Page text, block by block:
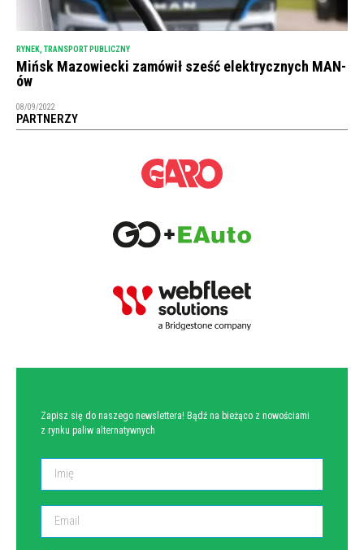
RYNEK TRANSPORT PUBLICZNY
Mińsk Mazowiecki zamówił sześć elektrycznych MAN-
ów
08/09/2022
PARTNERZY
Zapisz się do naszego newslettera! Bądź na bieżąco z nowościami
z rynku paliw alternatywnych